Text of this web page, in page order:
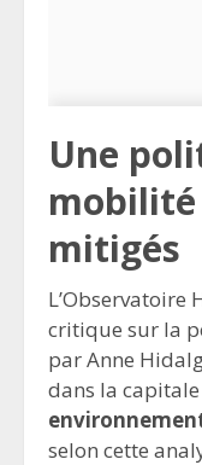
Une
mitigés
L’Observatoire
critique sur la
par Anne
dans la
selon cette